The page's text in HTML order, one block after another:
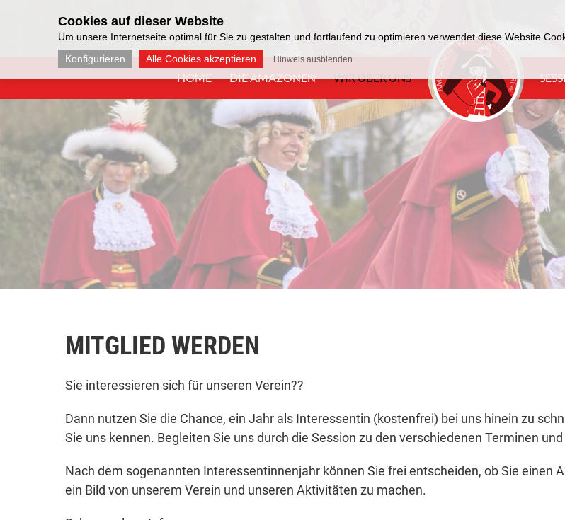
HOME DIE AMAZONEN WIR ÜBER UNS
MITGLIED WERDEN
Sie interessieren sich für unseren Verein??
Dann nutzen Sie die Chance, ein Jahr als Interessentin (kostenfrei) bei uns hinein zu
Sie uns kennen. Begleiten Sie uns durch die Session zu den verschiedenen Terminen
Nach dem sogenannten Interessentinnenjahr können Sie frei entscheiden, ob Sie einen
ein Bild von unserem Verein und unseren Aktivitäten zu machen.
Cookies auf dieser Website
Um unsere Internetseite optimal für Sie zu gestalten und fortlaufend zu optimieren verwendet diese Website
Konfigurieren
Alle Cookies akzeptieren Hinweis ausblenden